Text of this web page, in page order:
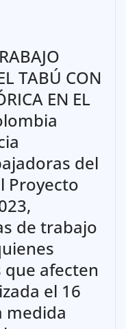
TABÚ CON
EN EL
del
Proyecto
de trabajo
afecten
el 16
medida